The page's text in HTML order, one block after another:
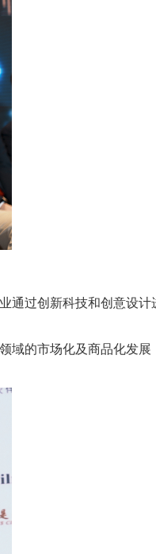
过创新科技和创意设
的市场化及商品化发